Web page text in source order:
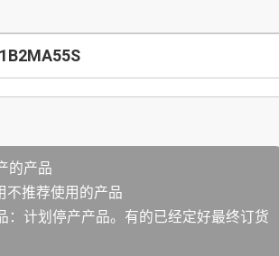
的产品
不推荐使用的产品
：计划停产产品。有的已经定好最终订货